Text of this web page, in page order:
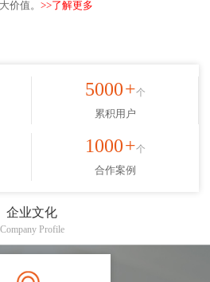
价值。>>了解更多
5000+个
累积用户
1000+个
合作案例
企业文化
Company Profile